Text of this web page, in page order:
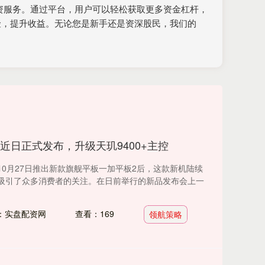
务。通过平台，用户可以轻松获取更多资金杠杆，
提升收益。无论您是新手还是资深股民，我们的
日正式发布，升级天玑9400+主控
月27日推出新款旗舰平板一加平板2后，这款新机陆续
引了众多消费者的关注。在日前举行的新品发布会上一
实盘配资网 查看：169 领航策略